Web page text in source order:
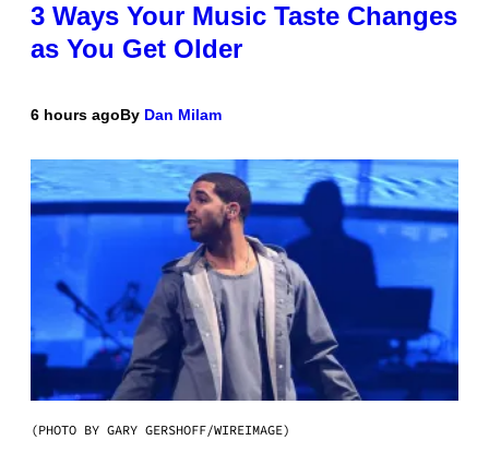
3 Ways Your Music Taste Changes
as You Get Older
6 hours agoBy Dan Milam
(PHOTO BY GARY GERSHOFF/WIREIMAGE)